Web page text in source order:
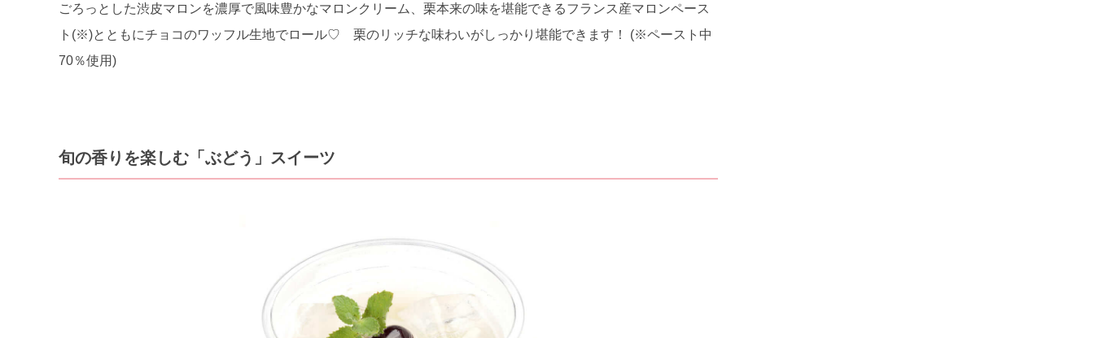
ごろっとした渋皮マロンを濃厚で風味豊かなマロンクリーム、栗本来の味を堪能できるフランス産マロンペース
ト(※)とともにチョコのワッフル生地でロール♡ 栗のリッチな味わいがしっかり堪能できます！ (※ペースト中
70％使用)
旬の香りを楽しむ「ぶどう」スイーツ